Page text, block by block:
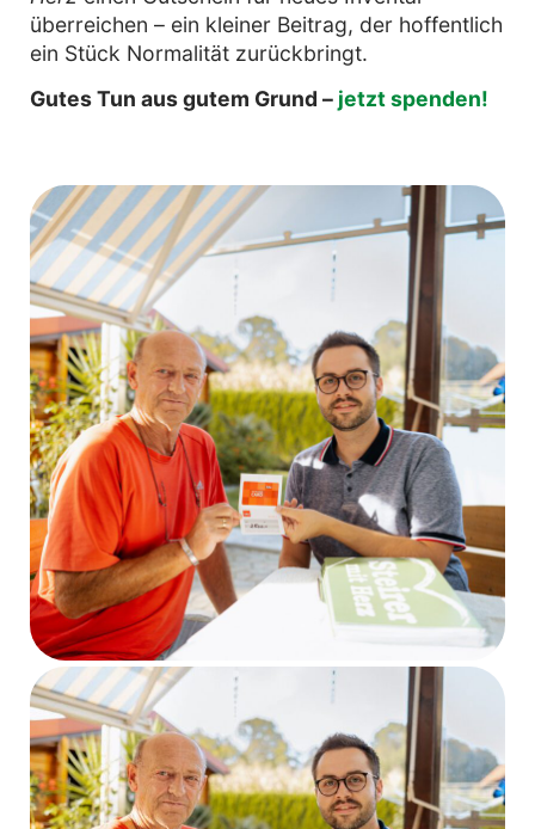
überreichen – ein kleiner Beitrag, der hoffentlich
ein Stück Normalität zurückbringt.
Gutes Tun aus gutem Grund – jetzt spenden!